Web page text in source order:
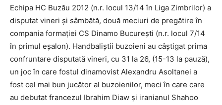
Echipa HC Buzău 2012 (n.r. locul 13/14 în Liga Zimbrilor) a
disputat vineri și sâmbătă, două meciuri de pregătire în
compania formației CS Dinamo București (n.r. locul 7/14
în primul eșalon). Handbaliștii buzoieni au câștigat prima
confruntare disputată vineri, cu 31 la 26, (15-13 la pauză),
un joc în care fostul dinamovist Alexandru Asoltanei a
fost cel mai bun jucător al buzoienilor, meci în care care
au debutat francezul Ibrahim Diaw şi iranianul Shahoo